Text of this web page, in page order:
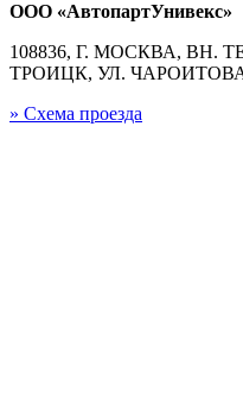
ООО «АвтопартУнивекс»
108836, Г. МОСКВА, ВН.
ТРОИЦК, УЛ.
» Схема проезда